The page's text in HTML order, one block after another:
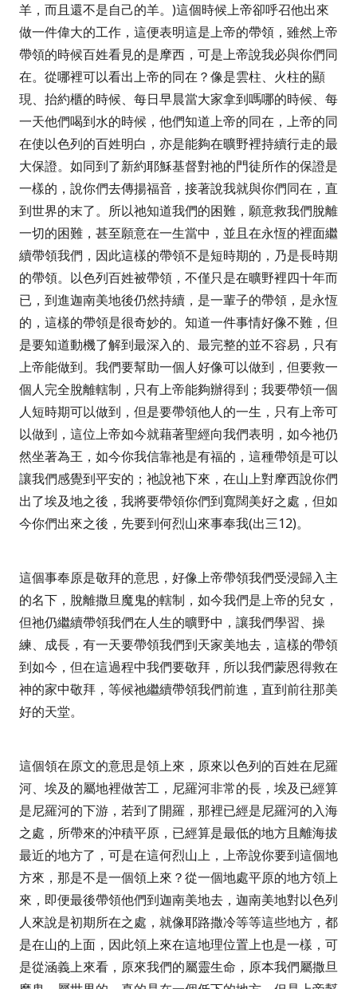
羊，而且還不是自己的羊。 )這個時候上帝卻呼召他出來
做一件偉大的工作，這便表明這是上帝的帶領，雖然上帝
帶領的時候百姓看見的是摩西，可是上帝說我必與你們同
在。從哪裡可以看出上帝的同在？像是雲柱、火柱的顯
現、抬約櫃的時候、每日早晨當大家拿到嗎哪的時候、每
一天他們喝到水的時候，他們知道上帝的同在，上帝的同
在使以色列的百姓明白，亦是能夠在曠野裡持續行走的最
大保證。如同到了新約耶穌基督對祂的門徒所作的保證是
一樣的，說你們去傳揚福音，接著說我就與你們同在，直
到世界的末了。所以祂知道我們的困難，願意救我們脫離
一切的困難，甚至願意在一生當中，並且在永恆的裡面繼
續帶領我們，因此這樣的帶領不是短時期的，乃是長時期
的帶領。以色列百姓被帶領，不僅只是在曠野裡四十年而
已，到進迦南美地後仍然持續，是一輩子的帶領，是永恆
的，這樣的帶領是很奇妙的。知道一件事情好像不難，但
是要知道動機了解到最深入的、最完整的並不容易，只有
上帝能做到。我們要幫助一個人好像可以做到，但要救一
個人完全脫離轄制，只有上帝能夠辦得到；我要帶領一個
人短時期可以做到，但是要帶領他人的一生，只有上帝可
以做到，這位上帝如今就藉著聖經向我們表明，如今祂仍
然坐著為王，如今你我信靠祂是有福的，這種帶領是可以
讓我們感覺到平安的；祂說祂下來，在山上對摩西說你們
出了埃及地之後，我將要帶領你們到寬闊美好之處，但如
今你們出來之後，先要到何烈山來事奉我(出三12)。
這個事奉原是敬拜的意思，好像上帝帶領我們受浸歸入主
的名下，脫離撒旦魔鬼的轄制，如今我們是上帝的兒女，
但祂仍繼續帶領我們在人生的曠野中，讓我們學習、操
練、成長，有一天要帶領我們到天家美地去，這樣的帶領
到如今，但在這過程中我們要敬拜，所以我們蒙恩得救在
神的家中敬拜，等候祂繼續帶領我們前進，直到前往那美
好的天堂。
這個領在原文的意思是領上來，原來以色列的百姓在尼羅
河、埃及的屬地裡做苦工，尼羅河非常的長，埃及已經算
是尼羅河的下游，若到了開羅，那裡已經是尼羅河的入海
之處，所帶來的沖積平原，已經算是最低的地方且離海拔
最近的地方了，可是在這何烈山上，上帝說你要到這個地
方來，那是不是一個領上來？從一個地處平原的地方領上
來，即便最後帶領他們到迦南美地去，迦南美地對以色列
人來說是初期所在之處，就像耶路撒冷等等這些地方，都
是在山的上面，因此領上來在這地理位置上也是一樣，可
是從涵義上來看，原來我們的屬靈生命，原本我們屬撒旦